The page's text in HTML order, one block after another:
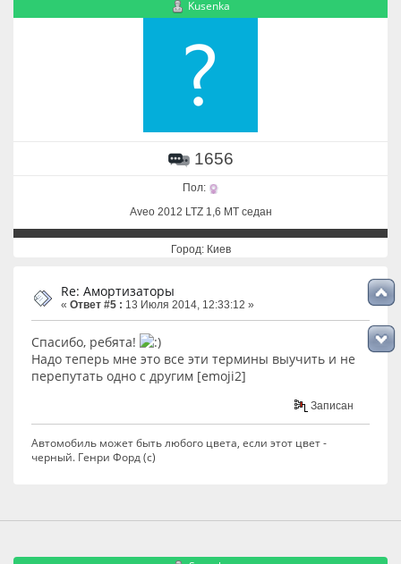
Kusenka
1656
Пол:
Aveo 2012 LTZ 1,6 MT седан
Город: Киев
Re: Амортизаторы
« Ответ #5 : 13 Июля 2014, 12:33:12 »
Спасибо, ребята!
Надо теперь мне это все эти термины выучить и не
перепутать одно с другим [emoji2]
Записан
Автомобиль может быть любого цвета, если этот цвет -
черный. Генри Форд (с)